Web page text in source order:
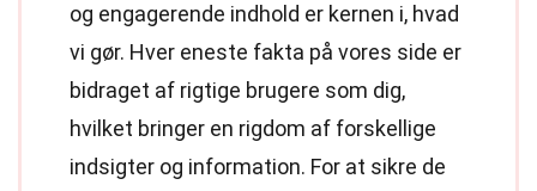
og engagerende indhold er kernen i, hvad
vi gør. Hver eneste fakta på vores side er
bidraget af rigtige brugere som dig,
hvilket bringer en rigdom af forskellige
indsigter og information. For at sikre de